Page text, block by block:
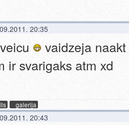
20:35
vaidzeja
ir svarigaks atm xd
galerija
20:43